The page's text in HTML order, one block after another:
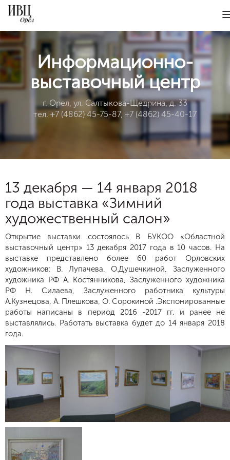
Информационно-
выставочный центр
г. Орел, ул. Салтыкова-Щедрина, д. 33
тел. +7 (4862) 45-75-87, +7 (4862) 45-40-17
13 декабря — 14 января 2018
года выставка «Зимний
художественный салон»
Открытие выставки состоялось В БУКОО «Областной
выставочный центр» 13 декабря 2017 года в 10 часов. На
выставке представлено более 60 работ Орловских
художников: В. Лупачева, О.Душечкиной, Заслуженного
художника РФ А. Костянникова, Заслуженного художника
РФ Н. Силаева, Заслуженного работника культуры
А.Кузнецова, А. Плешкова, О. Сорокиной .Экспонированные
работы написаны в период 2016 -2017 гг. и ранее не
выставлялись. Работать выставка будет до 14 января 2018
года.